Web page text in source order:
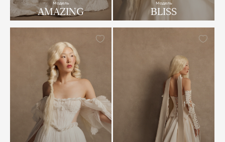
Модель
AMAZING
Модель
BLISS